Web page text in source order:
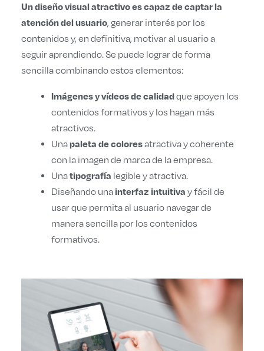
Un diseño visual atractivo es capaz de captar la
atención del usuario, generar interés por los
contenidos y, en definitiva, motivar al usuario a
seguir aprendiendo. Se puede lograr de forma
sencilla combinando estos elementos:
Imágenes y vídeos de calidadque apoyen los
contenidos formativos y los hagan más
atractivos.
Unapaleta de coloresatractiva y coherente
con la imagen de marca de la empresa.
Unatipografía legible y atractiva.
Diseñando unainterfaz intuitivay fácil de
usar que permita al usuario navegar de
manera sencilla por los contenidos
formativos.